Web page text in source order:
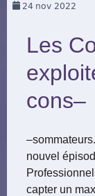
24 nov 2022
Les
cons–
nouvel
capter un